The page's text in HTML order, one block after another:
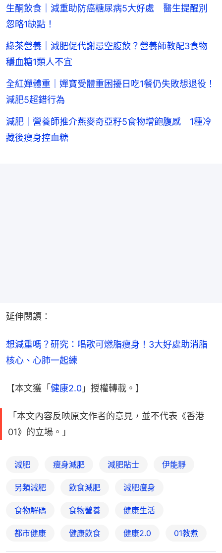
生酮飲食｜減重助防癌糖尿病5大好處 醫生提醒別
忽略1缺點！
綠茶營養｜減肥促代謝忌空腹飲？營養師教配3食物
穩血糖1類人不宜
全紅嬋體重｜嬋寶受體重困擾日吃1餐仍失敗想退役！
減肥5超錯行為
減肥｜營養師推介燕麥奇亞籽5食物增飽腹感 1種冷
藏後瘦身控血糖
延伸閱讀：
想減重嗎？研究：唱歌可燃脂瘦身！3大好處助消脂
核心、心肺一起練
【本文獲「 健康2.0 」授權轉載。】
「本文內容反映原文作者的意見，並不代表《香港
01》的立場。」
減肥 瘦身減肥 減肥貼士 伊能靜
另類減肥 飲食減肥 減肥瘦身
食物解碼 食物營養 健康生活
都市健康 健康飲食 健康2.0 01教煮